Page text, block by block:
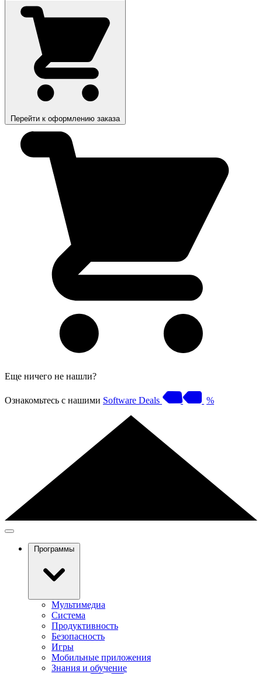
Перейти к оформлению заказа
Еще ничего не нашли?
Ознакомьтесь с нашими Software Deals %
Программы
Мультимедиа
Система
Продуктивность
Безопасность
Игры
Мобильные приложения
Знания и обучение